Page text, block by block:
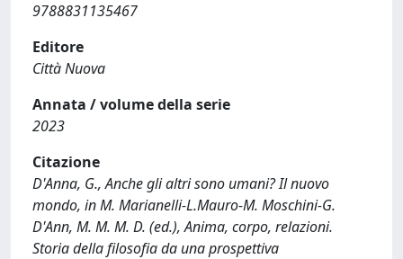
9788831135467
Editore
Città Nuova
Annata / volume della serie
2023
Citazione
D'Anna, G., Anche gli altri sono umani? Il nuovo
mondo, in M. Marianelli-L.Mauro-M. Moschini-G.
D'Ann, M. M. M. D. (ed.), Anima, corpo, relazioni.
Storia della filosofia da una prospettiva